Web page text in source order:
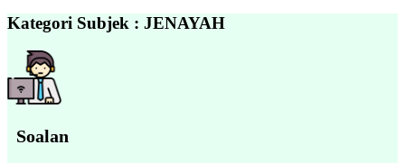
Kategori Subjek : JENAYAH
Soalan